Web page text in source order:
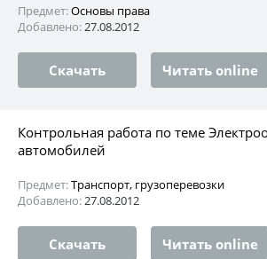
Предмет:Основы права
Добавлено:27.08.2012
Скачать Читать online
Контрольная работа по теме
автомобилей
Предмет:Транспорт, грузоперевозки
Добавлено:27.08.2012
Скачать Читать online